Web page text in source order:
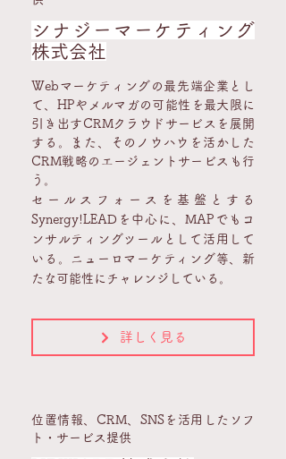
シナジーマーケティング
株式会社
Webマーケティングの最先端企業とし
て、HPやメルマガの可能性を最大限に
引き出すCRMクラウドサービスを展開
する。また、そのノウハウを活かした
CRM戦略のエージェントサービスも行
う。
セールスフォースを基盤とする
Synergy!LEADを中心に、MAPでもコ
ンサルティングツールとして活用して
いる。ニューロマーケティング等、新
たな可能性にチャレンジしている。
詳しく見る
位置情報、CRM、SNSを活用したソフ
ト・サービス提供